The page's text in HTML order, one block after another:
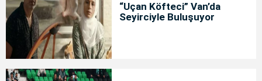
“Uçan Köfteci” Van’da
Seyirciyle Buluşuyor